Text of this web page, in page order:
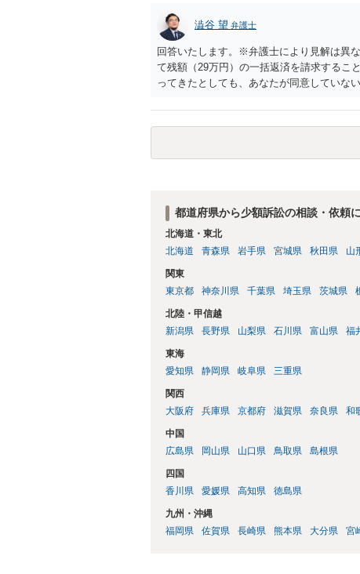
澁谷 望 弁護士
回答いたします。※弁護士により見解は異
て残額（29万円）の一括返済を請求するこ
ってきたとしても、あなたが同意していな
す。 分割拒否と一括請求の通知：PayPay
一括払いを求める」旨を明確に伝えます。
など）をとるには、相手の身元が必要です
い。 相手が購入した高額商品（Switch2等
都道府県から少額訴訟の相談・依頼
北海道・東北
北海道
青森県 岩手県 宮城県 秋田県 山
関東
東京都
神奈川県 千葉県 埼玉県 茨城県
北陸・甲信越
新潟県
長野県 山梨県 石川県 富山県 福
東海
愛知県
静岡県 岐阜県 三重県
関西
大阪府
兵庫県 京都府 滋賀県 奈良県 和
中国
広島県
岡山県 山口県 鳥取県 島根県
四国
香川県
愛媛県 高知県 徳島県
九州・沖縄
福岡県
佐賀県 長崎県 熊本県 大分県 宮